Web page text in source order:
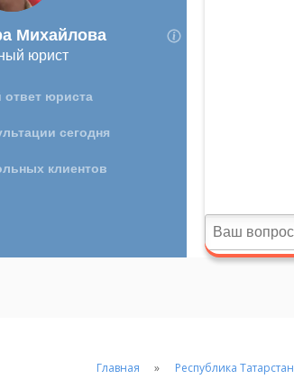
Главная Республика Татарстан